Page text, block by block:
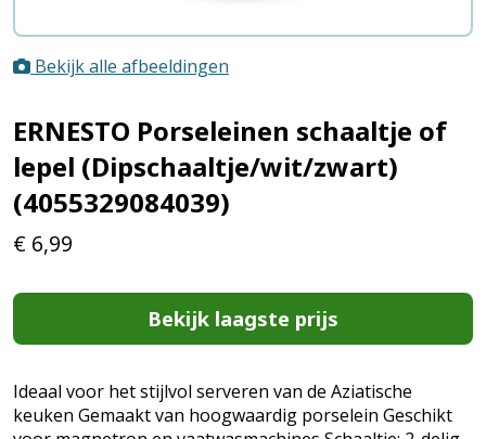
Bekijk alle afbeeldingen
ERNESTO Porseleinen schaaltje of
lepel (Dipschaaltje/wit/zwart)
(4055329084039)
€ 6,99
Bekijk laagste prijs
Ideaal voor het stijlvol serveren van de Aziatische
keuken Gemaakt van hoogwaardig porselein Geschikt